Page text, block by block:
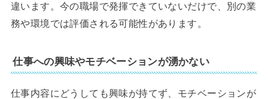
違います。今の職場で発揮できていないだけで、別の業
務や環境では評価される可能性があります。
仕事への興味やモチベーションが湧かない
仕事内容にどうしても興味が持てず、モチベーションが